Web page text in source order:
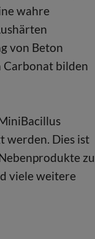
wahre
von Beton
Carbonat bilden
werden. Dies ist
zu
viele weitere